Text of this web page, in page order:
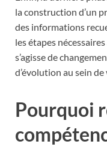
la construction d’un
des informations
les étapes
s’agisse de
d’évolution au sein
Pourquoi